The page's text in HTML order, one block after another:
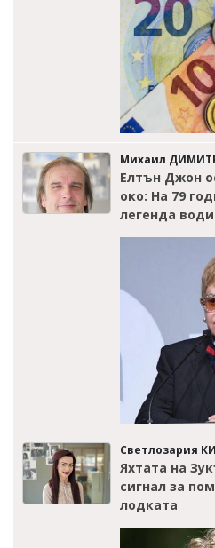
Михаил
Елтън Джон
око: На 79
легенда
Светлозария
Яхтата на
сигнал за
лодката